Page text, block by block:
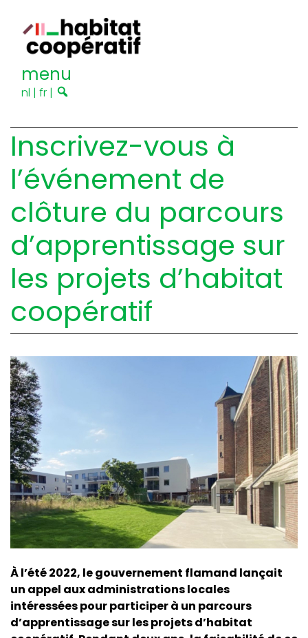
menu
nl | fr |
Inscrivez-vous à
l’événement de
clôture du parcours
d’apprentissage sur
les projets d’habitat
coopératif
À l’été 2022, le gouvernement flamand lançait
un appel aux administrations locales
intéressées pour participer à un parcours
d’apprentissage sur les projets d’habitat